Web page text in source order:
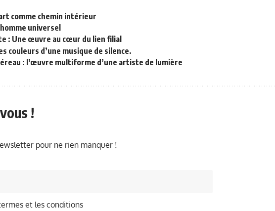
comme chemin intérieur
universel
: Une œuvre au cœur du lien filial
couleurs d’une musique de silence.
: l’œuvre multiforme d’une artiste de lumière
!
pour ne rien manquer !
et les conditions